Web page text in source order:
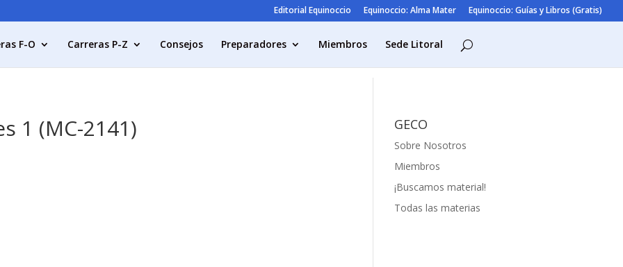
Editorial Equinoccio Equinoccio: Alma Mater Equinoccio: Guías y Libros (Gratis)
F-O Carreras P-Z Consejos Preparadores Miembros Sede Litoral
1 (MC-2141) GECO
Sobre Nosotros
Miembros
¡Buscamos material!
Todas las materias